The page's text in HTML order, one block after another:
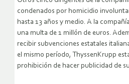
condenados por homicidio
hasta 13 años y medio. A la
una multa de 1 millón de euros.
recibir subvenciones estatales
el mismo período, ThyssenKrupp
prohibición de hacer publicidad de